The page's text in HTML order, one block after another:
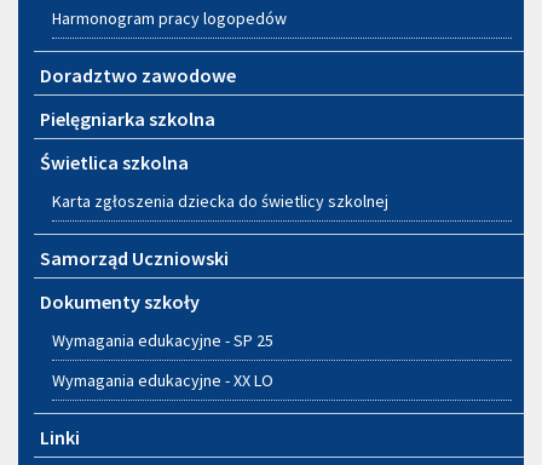
Harmonogram pracy logopedów
Doradztwo zawodowe
Pielęgniarka szkolna
Świetlica szkolna
Karta zgłoszenia dziecka do świetlicy szkolnej
Samorząd Uczniowski
Dokumenty szkoły
Wymagania edukacyjne - SP 25
Wymagania edukacyjne - XX LO
Linki